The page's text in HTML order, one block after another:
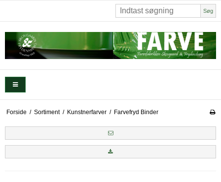
Søg
Forside / Sortiment / Kunstnerfarver / Farvefryd Binder